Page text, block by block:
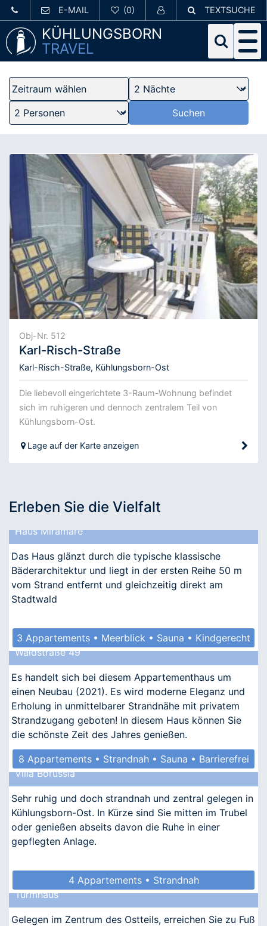
E-MAIL TEXTSUCHE
KÜHLUNGSBORN
TRAVEL
Obj-Nr. 512
Karl-Risch-Straße
Karl-Risch-Straße, Kühlungsborn-Ost
Die liebevoll eingerichtete 3-Raum-Wohnung befindet
sich im ruhigeren und dennoch zentralem Teil von
Kühlungsborn-Ost.
Lage auf der Karte anzeigen
Erleben Sie die Vielfalt
Haus Miramare
Das Haus glänzt durch die typische klassische
Bäderarchitektur und liegt in der ersten Reihe 50 m
vom Strand entfernt und gleichzeitig direkt am
Stadtwald
3 Appartements • Meerblick • Sauna • Kindgerecht
Waldstraße 49
Es handelt sich bei diesem Appartementhaus um
einen Neubau (2021). Es wird moderne Eleganz und
Erholung in unmittelbarer Strandnähe mit privatem
Strandzugang geboten! In diesem Haus können Sie
die schönste Zeit des Jahres genießen.
8 Appartements • Strandnah • Sauna • Barrierefrei
Villa Borussia
Sehr ruhig und doch strandnah und zentral gelegen in
Kühlungsborn-Ost. In Kürze sind Sie mitten im Trubel
oder genießen abseits davon die Ruhe in einer
gepflegten Anlage.
4 Appartements • Strandnah
Turmhaus
Gelegen im Zentrum des Ostteils, erreichen Sie zu Fuß